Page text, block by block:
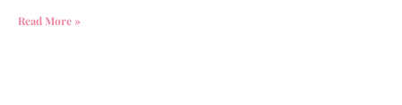
Read More »